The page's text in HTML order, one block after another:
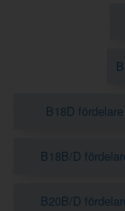
B18D
B18B/D
B20B/D